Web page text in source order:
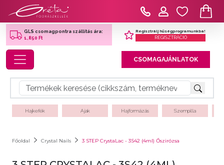
GLS csomagpontra szállítás ára:
1,850 Ft
Regisztrálj hűségprogramunkba!
REGISZTRÁCIÓ
Toggle navigation CSOMAGAJÁNLATOK
Hajkefék Ajak Hajformázás Szempilla
Főoldal Crystal Nails 3 STEP CrystaLac - 3S42 (4ml) Őszirózsa